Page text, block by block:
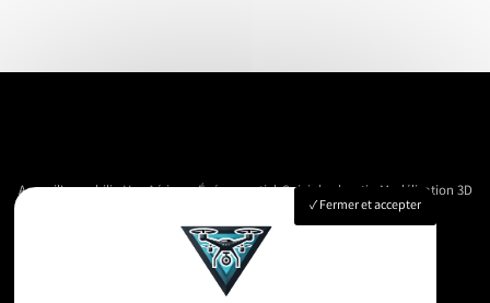
AccueilImmobilierVue AérienneÉvénementielsSuivi de chantier Modélisation 3D
Contact Fermer et accepter